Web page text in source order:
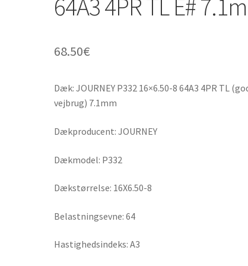
64A3 4PR TL E#
68.50€
Dæk: JOURNEY P332 16×6.50-8 64A3 4PR TL
vejbrug) 7.1mm
Dækproducent: JOURNEY
Dækmodel: P332
Dækstørrelse: 16X6.50-8
Belastningsevne: 64
Hastighedsindeks: A3